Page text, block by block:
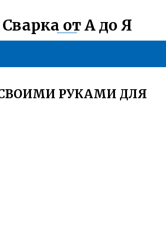
Сварка от А до Я
РУКАМИ ДЛЯ